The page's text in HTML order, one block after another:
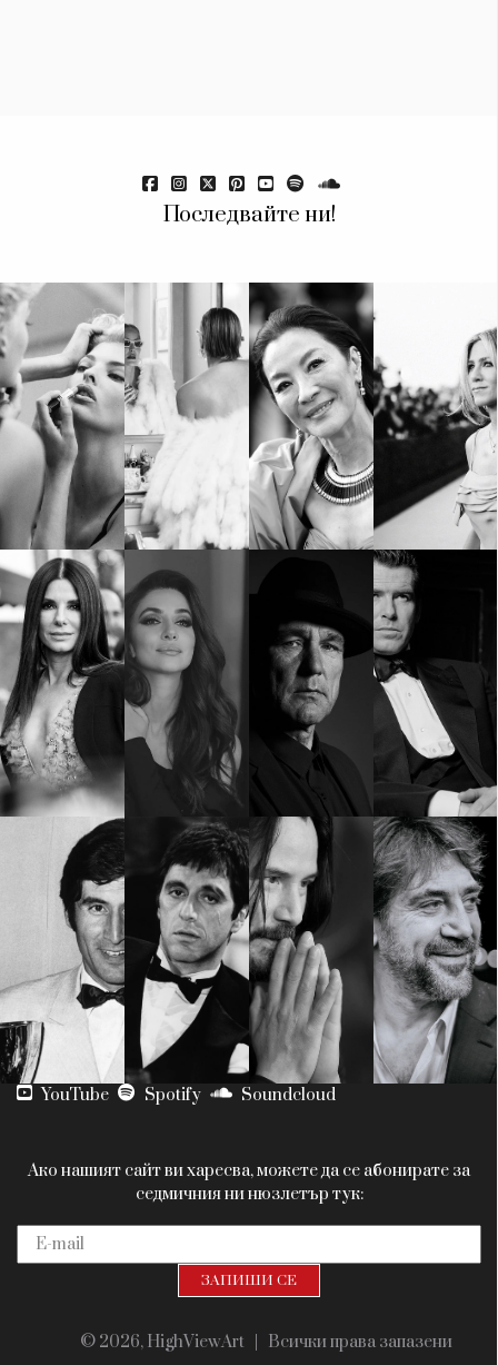
Последвайте ни!
КАТЕГОРИИ
Wine&Dine
Подкасти
Мода
Dialogue
Изкуство
Красота
Цветно
Гурме
Пътувай
Wellness
ЗА НАС
Условия за
ползване
За нас
Реклама
Политика за
поверителност
ModerenDom
СЛЕДВАЙТЕ НИ
Facebook Instagram Twitter
Pinterest
YouTube
Spotify Soundcloud
Ако нашият сайт ви харесва, можете да се абонирате за
седмичния ни нюзлетър тук:
© 2026, HighViewArt | Всички права запазени